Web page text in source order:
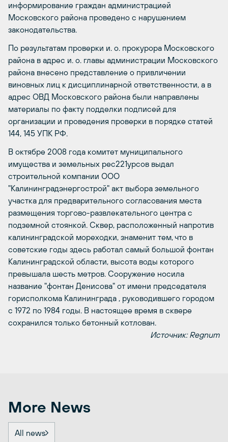
информирование граждан администрацией
Московского района проведено с нарушением
законодательства.
По результатам проверки и. о. прокурора Московского
района в адрес и. о. главы администрации Московского
района внесено представление о привличении
виновных лиц к дисциплинарной ответственности, а в
адрес ОВД Московского района были направлены
материалы по факту подделки подписей для
организации и проведения проверки в порядке статей
144, 145 УПК РФ.
В октябре 2008 года комитет муниципального
имущества и земельных рес221урсов выдал
строительной компании ООО
"Калининградэнергострой" акт выбора земельного
участка для предварительного согласования места
размещения торгово-развлекательного центра с
подземной стоянкой. Сквер, расположенный напротив
калининградской мореходки, знаменит тем, что в
советские годы здесь работал самый большой фонтан
Калининградской области, высота воды которого
превышала шесть метров. Сооружение носила
название "фонтан Денисова" от имени председателя
горисполкома Калининграда , руководившего городом
с 1972 по 1984 годы. В настоящее время в сквере
сохранился только бетонный котлован.
Источник: Regnum
More News
All news